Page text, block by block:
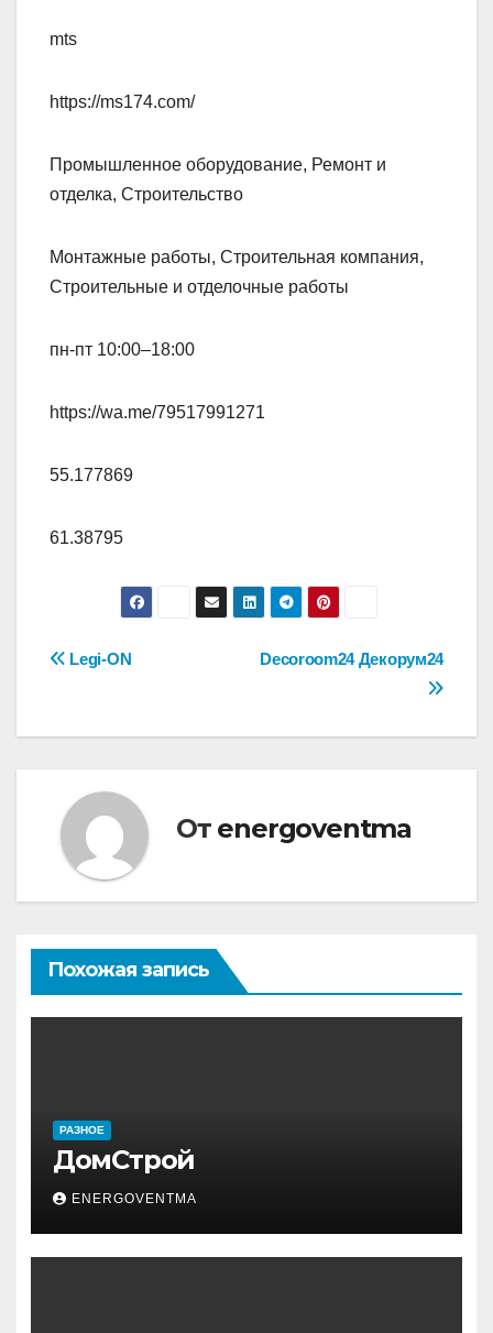
mts
https://ms174.com/
Промышленное оборудование, Ремонт и
отделка, Строительство
Монтажные работы, Строительная компания,
Строительные и отделочные работы
пн-пт 10:00–18:00
https://wa.me/79517991271
55.177869
61.38795
Навигация
Decoroom24 Декорум24
Legi-ON
От energoventma
Похожая запись
РАЗНОЕ
ДомСтрой
ENERGOVENTMA